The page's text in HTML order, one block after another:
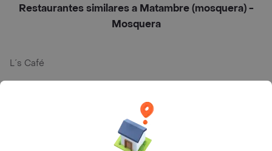
Restaurantes similares a Matambre (mosquera) -
Mosquera
L´s Café